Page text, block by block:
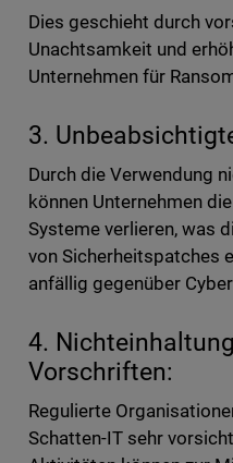
Dies geschieht durch
Unachtsamkeit und
Unternehmen für
3.
Durch die Verwendung
können Unternehmen
Systeme verlieren, was
von Sicherheitspatches
anfällig gegenüber
4.
Vorschriften:
Regulierte
Schatten-IT sehr